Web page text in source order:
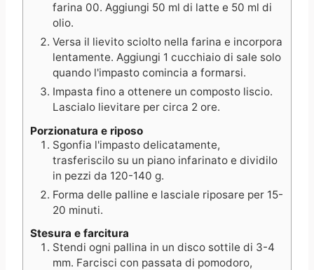
farina 00. Aggiungi 50 ml di latte e 50 ml di
olio.
Versa il lievito sciolto nella farina e incorpora
lentamente. Aggiungi 1 cucchiaio di sale solo
quando l'impasto comincia a formarsi.
Impasta fino a ottenere un composto liscio.
Lascialo lievitare per circa 2 ore.
Porzionatura e riposo
Sgonfia l'impasto delicatamente,
trasferiscilo su un piano infarinato e dividilo
in pezzi da 120-140 g.
Forma delle palline e lasciale riposare per 15-
20 minuti.
Stesura e farcitura
Stendi ogni pallina in un disco sottile di 3-4
mm. Farcisci con passata di pomodoro,